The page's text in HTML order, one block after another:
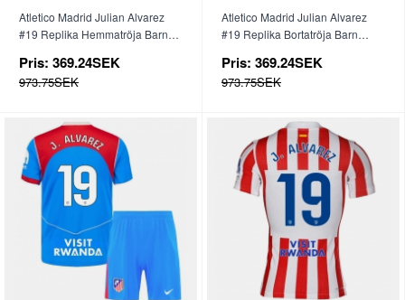
Atletico Madrid Julian Alvarez
#19 Replika Hemmatröja Barn
Pris: 369.24SEK
973.75SEK
Atletico Madrid Julian Alvarez
#19 Replika Bortatröja Barn
Pris: 369.24SEK
973.75SEK